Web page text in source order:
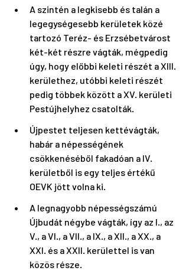
A szintén a legkisebb és talán a
legegységesebb kerületek közé
tartozó Teréz- és Erzsébetvárost
két-két részre vágták, mégpedig
úgy, hogy előbbi keleti részét a XIII.
kerülethez, utóbbi keleti részét
pedig többek között a XV. kerületi
Pestújhelyhez csatolták.
Újpestet teljesen kettévágták,
habár a népességének
csökkenéséből fakadóan a IV.
kerületből is egy teljes értékű
OEVK jött volna ki.
A legnagyobb népességszámú
Újbudát négybe vágták, így az I., az
V., a VI., a VII., a IX., a XII., a XX., a
XXI. és a XXII. kerülettel is van
közös része.